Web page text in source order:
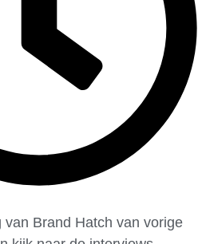
Brand Hatch van vorige